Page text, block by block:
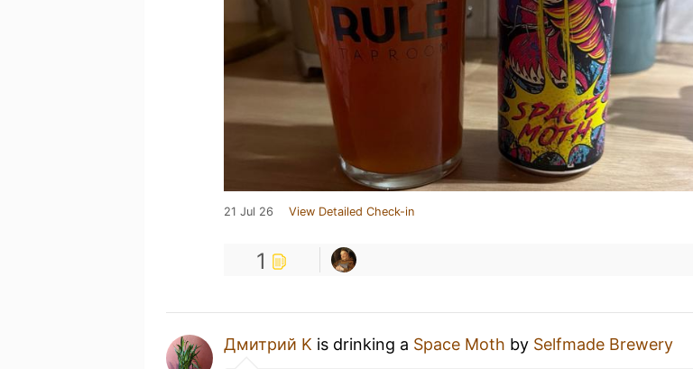
21 Jul 26 View Detailed Check-in
1
Дмитрий K is drinking a Space Moth by Selfmade Brewery